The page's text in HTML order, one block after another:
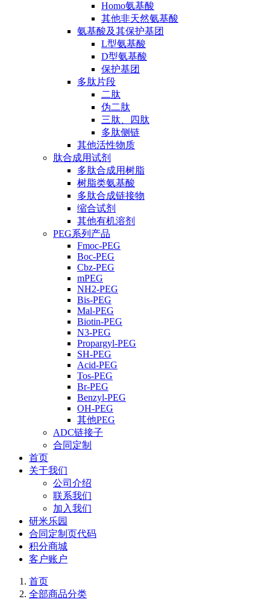
Homo氨基酸
其他非天然氨基酸
氨基酸及其保护基团
L型氨基酸
D型氨基酸
保护基团
多肽片段
二肽
伪二肽
三肽、四肽
多肽侧链
其他活性物质
肽合成用试剂
多肽合成用树脂
树脂类氨基酸
多肽合成链接物
缩合试剂
其他有机溶剂
PEG系列产品
Fmoc-PEG
Boc-PEG
Cbz-PEG
mPEG
NH2-PEG
Bis-PEG
Mal-PEG
Biotin-PEG
N3-PEG
Propargyl-PEG
SH-PEG
Acid-PEG
Tos-PEG
Br-PEG
Benzyl-PEG
OH-PEG
其他PEG
ADC链接子
合同定制
首页
关于我们
公司介绍
联系我们
加入我们
研米乐园
合同定制页代码
积分商城
客户账户
首页
全部商品分类